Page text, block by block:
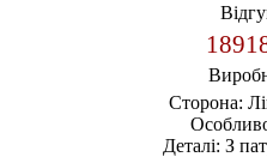
Сторона:
Деталі: З